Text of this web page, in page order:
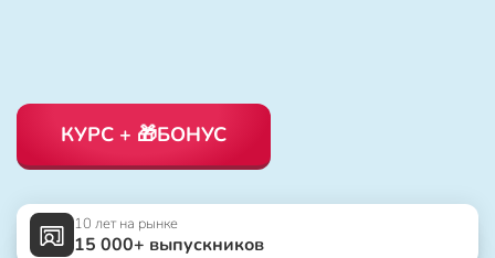
КУРС + 🎁БОНУС
10 лет на рынке
15 000+ выпускников